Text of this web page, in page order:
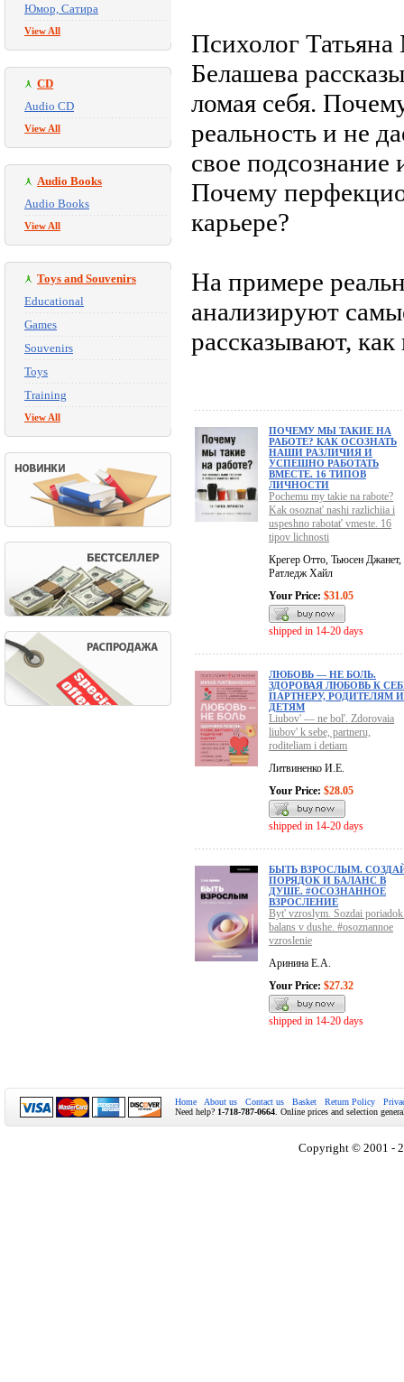
Юмор, Сатира
View All
CD
Audio CD
View All
Audio Books
Audio Books
View All
Toys and Souvenirs
Educational
Games
Souvenirs
Toys
Training
View All
Психолог
Белашева
ломая себя.
реальность и не
свое подсознание
Почему
карьере?
На примере
анализируют
рассказывают,
ПОЧЕМУ МЫ ТАКИЕ НА
РАБОТЕ? КАК ОСОЗНАТЬ
НАШИ РАЗЛИЧИЯ И
УСПЕШНО РАБОТАТЬ
ВМЕСТЕ. 16 ТИПОВ
ЛИЧНОСТИ
Pochemu my takie na rabote?
Kak osoznat' nashi razlichiia i
uspeshno rabotat' vmeste. 16
tipov lichnosti
Крегер Отто, Тьюсен Джанет,
Ратледж Хайл
Your Price: $31.05
shipped in 14-20 days
ЛЮБОВЬ — НЕ БОЛЬ.
ЗДОРОВАЯ ЛЮБОВЬ К
ПАРТНЕРУ, РОДИТЕЛЯМ И
ДЕТЯМ
Liubov' — ne bol'. Zdorovaia
liubov' k sebe, partneru,
roditeliam i detiam
Литвиненко И.Е.
Your Price: $28.05
shipped in 14-20 days
БЫТЬ ВЗРОСЛЫМ.
ПОРЯДОК И БАЛАНС В
ДУШЕ. #ОСОЗНАННОЕ
ВЗРОСЛЕНИЕ
Byt' vzroslym. Sozdai
balans v dushe. #osoznannoe
vzroslenie
Аринина Е.А.
Your Price: $27.32
shipped in 14-20 days
Home About us Contact us Basket Return Policy
Need help? 1-718-787-0664 . Online prices and selection
Copyright © 2001 -